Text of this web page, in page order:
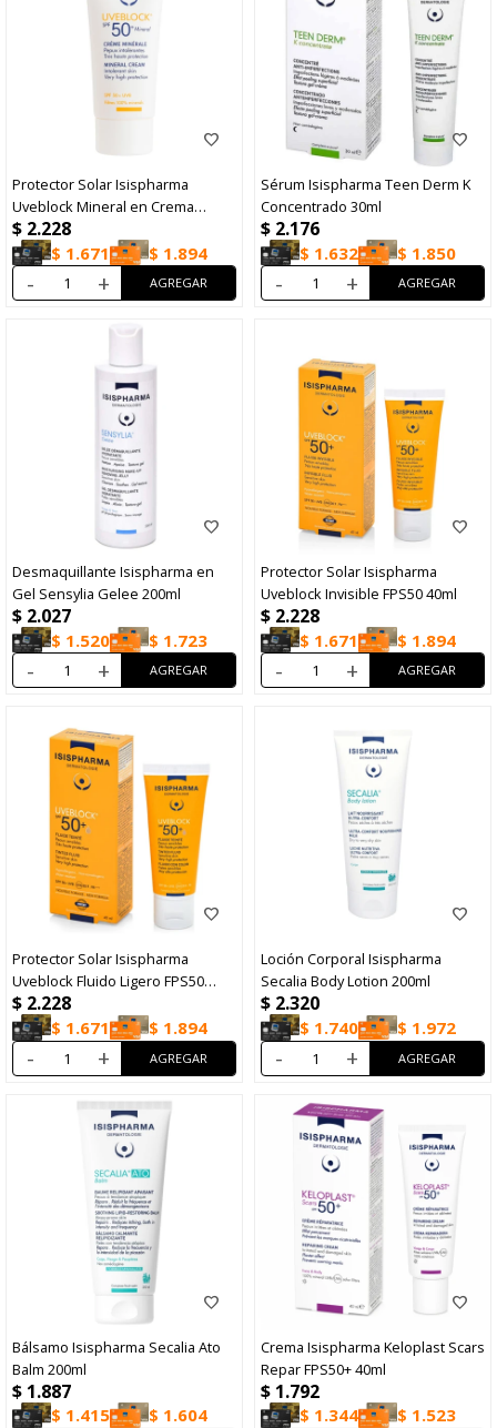
Protector Solar Isispharma
Uveblock Mineral en Crema
FPS50 40ml
$ 2.228
$ 1.671 $ 1.894
- +
Sérum Isispharma Teen Derm K
Concentrado 30ml
$ 2.176
$ 1.632 $ 1.850
- +
Desmaquillante Isispharma en
Gel Sensylia Gelee 200ml
$ 2.027
$ 1.520 $ 1.723
- +
Protector Solar Isispharma
Uveblock Invisible FPS50 40ml
$ 2.228
$ 1.671 $ 1.894
- +
Protector Solar Isispharma
Uveblock Fluido Ligero FPS50
40ml
$ 2.228
$ 1.671 $ 1.894
- +
Loción Corporal Isispharma
Secalia Body Lotion 200ml
$ 2.320
$ 1.740 $ 1.972
- +
Bálsamo Isispharma Secalia Ato
Balm 200ml
$ 1.887
$ 1.415 $ 1.604
Crema Isispharma Keloplast Scars
Repar FPS50+ 40ml
$ 1.792
$ 1.344 $ 1.523